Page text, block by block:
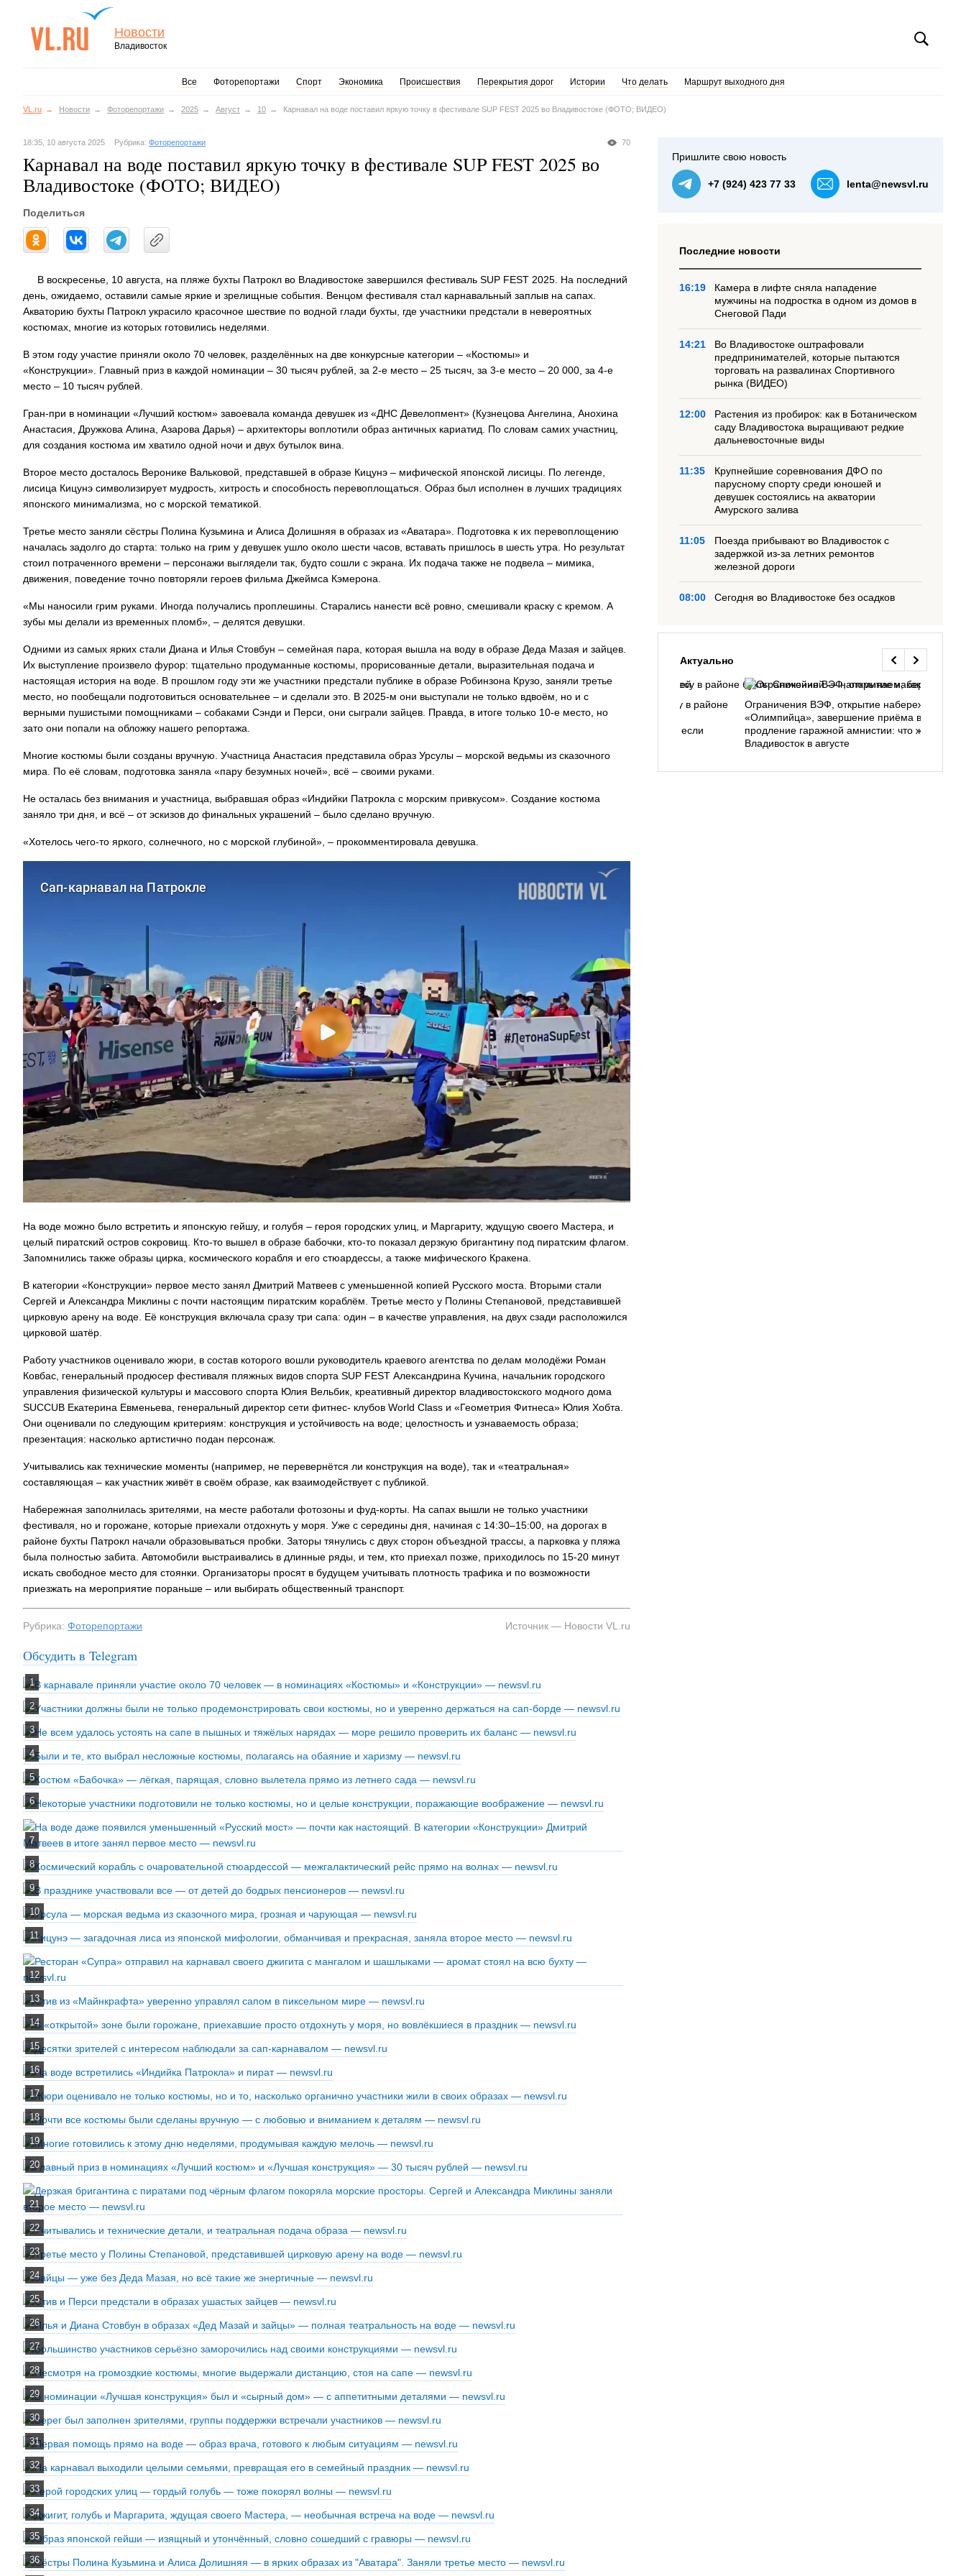
Новости
Владивосток
Все Фоторепортажи Спорт Экономика Происшествия Перекрытия дорог Истории Что делать Маршрут выходного дня
VL.ru Новости Фоторепортажи 2025 Август 10 Карнавал на воде поставил яркую точку в фестивале SUP FEST 2025 во Владивостоке (ФОТО; ВИДЕО)
70
18:35, 10 августа 2025 Рубрика: Фоторепортажи
Карнавал на воде поставил яркую точку в фестивале SUP FEST 2025 во
Владивостоке (ФОТО; ВИДЕО)
Поделиться
В воскресенье, 10 августа, на пляже бухты Патрокл во Владивостоке завершился фестиваль SUP FEST 2025. На последний
день, ожидаемо, оставили самые яркие и зрелищные события. Венцом фестиваля стал карнавальный заплыв на сапах.
Акваторию бухты Патрокл украсило красочное шествие по водной глади бухты, где участники предстали в невероятных
костюмах, многие из которых готовились неделями.
В этом году участие приняли около 70 человек, разделённых на две конкурсные категории – «Костюмы» и
«Конструкции». Главный приз в каждой номинации – 30 тысяч рублей, за 2-е место – 25 тысяч, за 3-е место – 20 000, за 4-е
место – 10 тысяч рублей.
Гран-при в номинации «Лучший костюм» завоевала команда девушек из «ДНС Девелопмент» (Кузнецова Ангелина, Анохина
Анастасия, Дружкова Алина, Азарова Дарья) – архитекторы воплотили образ античных кариатид. По словам самих участниц,
для создания костюма им хватило одной ночи и двух бутылок вина.
Второе место досталось Веронике Вальковой, представшей в образе Кицунэ – мифической японской лисицы. По легенде,
лисица Кицунэ символизирует мудрость, хитрость и способность перевоплощаться. Образ был исполнен в лучших традициях
японского минимализма, но с морской тематикой.
Третье место заняли сёстры Полина Кузьмина и Алиса Долишняя в образах из «Аватара». Подготовка к их перевоплощению
началась задолго до старта: только на грим у девушек ушло около шести часов, вставать пришлось в шесть утра. Но результат
стоил потраченного времени – персонажи выглядели так, будто сошли с экрана. Их подача также не подвела – мимика,
движения, поведение точно повторяли героев фильма Джеймса Кэмерона.
«Мы наносили грим руками. Иногда получались проплешины. Старались нанести всё ровно, смешивали краску с кремом. А
зубы мы делали из временных пломб», – делятся девушки.
Одними из самых ярких стали Диана и Илья Стовбун – семейная пара, которая вышла на воду в образе Деда Мазая и зайцев.
Их выступление произвело фурор: тщательно продуманные костюмы, прорисованные детали, выразительная подача и
настоящая история на воде. В прошлом году эти же участники предстали публике в образе Робинзона Крузо, заняли третье
место, но пообещали подготовиться основательнее – и сделали это. В 2025-м они выступали не только вдвоём, но и с
верными пушистыми помощниками – собаками Сэнди и Перси, они сыграли зайцев. Правда, в итоге только 10-е место, но
зато они попали на обложку нашего репортажа.
Многие костюмы были созданы вручную. Участница Анастасия представила образ Урсулы – морской ведьмы из сказочного
мира. По её словам, подготовка заняла «пару безумных ночей», всё – своими руками.
Не осталась без внимания и участница, выбравшая образ «Индийки Патрокла с морским привкусом». Создание костюма
заняло три дня, и всё – от эскизов до финальных украшений – было сделано вручную.
«Хотелось чего-то яркого, солнечного, но с морской глубиной», – прокомментировала девушка.
На воде можно было встретить и японскую гейшу, и голубя – героя городских улиц, и Маргариту, ждущую своего Мастера, и
целый пиратский остров сокровищ. Кто-то вышел в образе бабочки, кто-то показал дерзкую бригантину под пиратским флагом.
Запомнились также образы цирка, космического корабля и его стюардессы, а также мифического Кракена.
В категории «Конструкции» первое место занял Дмитрий Матвеев с уменьшенной копией Русского моста. Вторыми стали
Сергей и Александра Миклины с почти настоящим пиратским кораблём. Третье место у Полины Степановой, представившей
цирковую арену на воде. Её конструкция включала сразу три сапа: один – в качестве управления, на двух сзади расположился
цирковой шатёр.
Работу участников оценивало жюри, в состав которого вошли руководитель краевого агентства по делам молодёжи Роман
Ковбас, генеральный продюсер фестиваля пляжных видов спорта SUP FEST Александрина Кучина, начальник городского
управления физической культуры и массового спорта Юлия Вельбик, креативный директор владивостокского модного дома
SUCCUB Екатерина Евменьева, генеральный директор сети фитнес- клубов World Class и «Геометрия Фитнеса» Юлия Хобта.
Они оценивали по следующим критериям: конструкция и устойчивость на воде; целостность и узнаваемость образа;
презентация: насколько артистично подан персонаж.
Учитывались как технические моменты (например, не перевернётся ли конструкция на воде), так и «театральная»
составляющая – как участник живёт в своём образе, как взаимодействует с публикой.
Набережная заполнилась зрителями, на месте работали фотозоны и фуд-корты. На сапах вышли не только участники
фестиваля, но и горожане, которые приехали отдохнуть у моря. Уже с середины дня, начиная с 14:30–15:00, на дорогах в
районе бухты Патрокл начали образовываться пробки. Заторы тянулись с двух сторон объездной трассы, а парковка у пляжа
была полностью забита. Автомобили выстраивались в длинные ряды, и тем, кто приехал позже, приходилось по 15-20 минут
искать свободное место для стоянки. Организаторы просят в будущем учитывать плотность трафика и по возможности
приезжать на мероприятие пораньше – или выбирать общественный транспорт.
Рубрика: Фоторепортажи Источник — Новости VL.ru
Обсудить в Telegram
Пришлите свою новость
+7 (924) 423 77 33 lenta@newsvl.ru
Последние новости
16:19
Камера в лифте сняла нападение
мужчины на подростка в одном из домов в
Снеговой Пади
14:21
Во Владивостоке оштрафовали
предпринимателей, которые пытаются
торговать на развалинах Спортивного
рынка (ВИДЕО)
12:00
Растения из пробирок: как в Ботаническом
саду Владивостока выращивают редкие
дальневосточные виды
11:35
Крупнейшие соревнования ДФО по
парусному спорту среди юношей и
девушек состоялись на акватории
Амурского залива
11:05
Поезда прибывают во Владивосток с
задержкой из-за летних ремонтов
железной дороги
08:00 Сегодня во Владивостоке без осадков
Актуально
На заправках Владивостока снова подорожало
топливо – рост от 26 копеек до 17 рублей
Семья с ребёнком заблудилась в лесу в районе
бухты Спокойной — напоминаем, как
подготовиться к походу, и что делать, если
Ограничения ВЭФ, открытие набережной у
«Олимпийца», завершение приёма в вузы,
продление гаражной амнистии: что ждёт
Владивосток в августе